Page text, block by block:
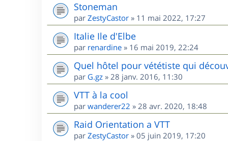
Stoneman
par ZestyCastor » 11 mai 2022, 17:27
Italie Ile d'Elbe
par renardine » 16 mai 2019, 22:24
Quel hôtel pour vététiste qui
par G.gz » 28 janv. 2016, 11:30
VTT à la cool
par wanderer22 » 28 avr. 2020, 18:48
Raid Orientation a VTT
par ZestyCastor » 05 juin 2019, 17:20